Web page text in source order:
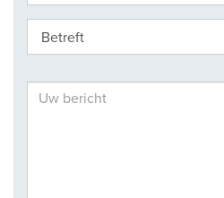
Betreft